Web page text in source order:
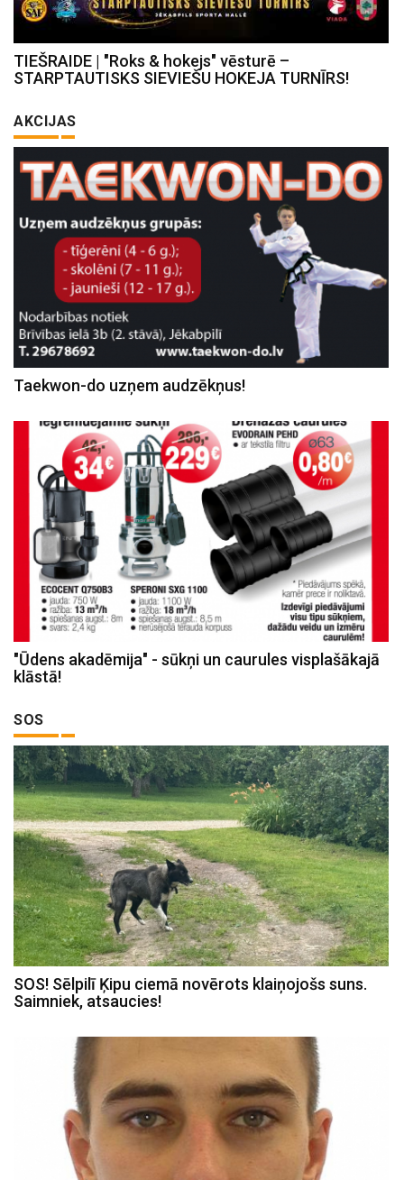
TIEŠRAIDE | "Roks & hokejs" vēsturē –
STARPTAUTISKS SIEVIEŠU HOKEJA TURNĪRS!
AKCIJAS
Taekwon-do uzņem audzēkņus!
"Ūdens akadēmija" - sūkņi un caurules visplašākajā
klāstā!
SOS
SOS! Sēlpilī Ķipu ciemā novērots klaiņojošs suns.
Saimniek, atsaucies!